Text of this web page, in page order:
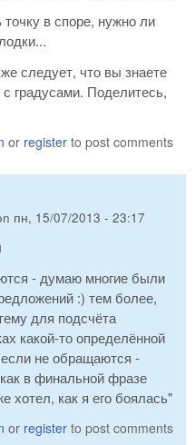
в споре, нужно ли
следует, что вы знаете
градусами. Поделитесь,
or register to post comments
пн, 15/07/2013 - 23:17
- думаю многие были
:) тем более,
для подсчёта
какой-то определённой
не обращаются -
в финальной фразе
хотел, как я его боялась"
or register to post comments